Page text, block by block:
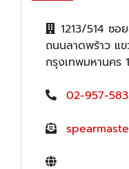
1213/514 ซ
ถนนลาดพร้าว แ
กรุงเทพมหานคร
02-957-